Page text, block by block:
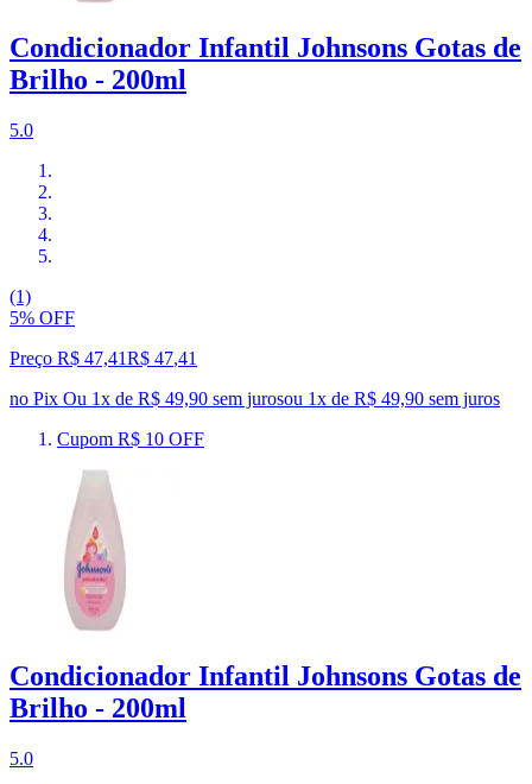
Condicionador Infantil Johnsons Gotas de
Brilho - 200ml
5.0
(1)
5% OFF
Preço R$ 47,41R$ 47,41
no Pix Ou 1x de R$ 49,90 sem jurosou 1x de R$ 49,90 sem juros
Cupom R$ 10 OFF
Condicionador Infantil Johnsons Gotas de
Brilho - 200ml
5.0